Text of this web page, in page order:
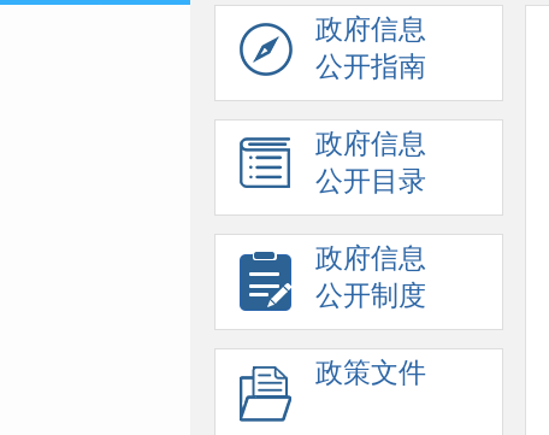
政府信息
公开指南
政府信息
公开目录
政府信息
公开制度
政策文件